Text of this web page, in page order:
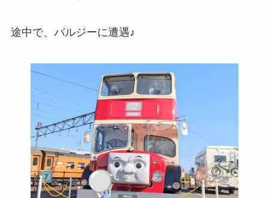
途中で、バルジーに遭遇♪